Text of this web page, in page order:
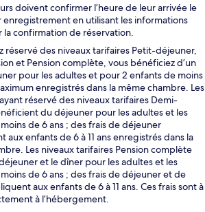
doivent confirmer l’heure de leur arrivée le
enregistrement en utilisant les informations
la confirmation de réservation.
réservé des niveaux tarifaires Petit-déjeuner,
et Pension complète, vous bénéficiez d’un
pour les adultes et pour 2 enfants de moins
enregistrés dans la même chambre. Les
réservé des niveaux tarifaires Demi-
du déjeuner pour les adultes et les
de 6 ans ; des frais de déjeuner
aux enfants de 6 à 11 ans enregistrés dans la
Les niveaux tarifaires Pension complète
et le dîner pour les adultes et les
de 6 ans ; des frais de déjeuner et de
aux enfants de 6 à 11 ans. Ces frais sont à
à l’hébergement.